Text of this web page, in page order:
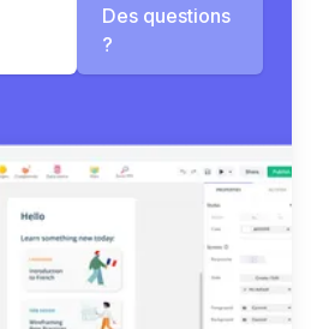
Des questions
?